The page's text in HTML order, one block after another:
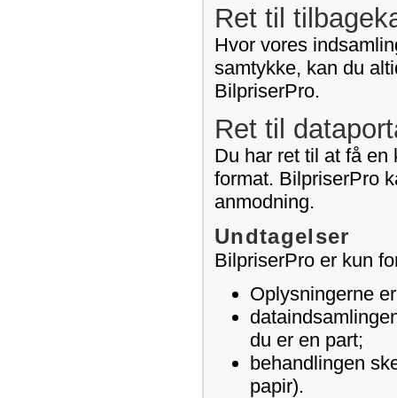
Ret til
Hvor vores
samtykke, kan du
BilpriserPro.
Ret til
Du har ret til at få
format. BilpriserPro
anmodning.
Undtagelser
BilpriserPro er kun
Oplysningerne
du er en part;
behandlingen
papir).